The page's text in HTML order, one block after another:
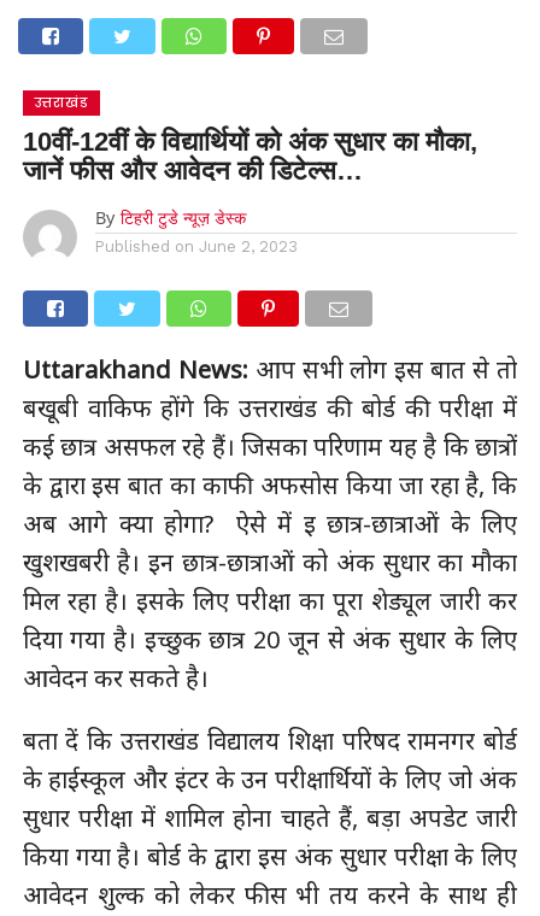
उत्तराखंड
10वीं-12वीं के विद्यार्थियों को अंक सुधार का मौका,
जानें फीस और आवेदन की डिटेल्स…
By टिहरी टुडे न्यूज़ डेस्क
Published on June 2, 2023
Uttarakhand News: आप सभी लोग इस बात से तो
बखूबी वाकिफ होंगे कि उत्तराखंड की बोर्ड की परीक्षा में
कई छात्र असफल रहे हैं। जिसका परिणाम यह है कि छात्रों
के द्वारा इस बात का काफी अफसोस किया जा रहा है, कि
अब आगे क्या होगा? ऐसे में इ छात्र-छात्राओं के लिए
खुशखबरी है। इन छात्र-छात्राओं को अंक सुधार का मौका
मिल रहा है। इसके लिए परीक्षा का पूरा शेड्यूल जारी कर
दिया गया है। इच्छुक छात्र 20 जून से अंक सुधार के लिए
आवेदन कर सकते है।
बता दें कि उत्तराखंड विद्यालय शिक्षा परिषद रामनगर बोर्ड
के हाईस्कूल और इंटर के उन परीक्षार्थियों के लिए जो अंक
सुधार परीक्षा में शामिल होना चाहते हैं, बड़ा अपडेट जारी
किया गया है। बोर्ड के द्वारा इस अंक सुधार परीक्षा के लिए
आवेदन शुल्क को लेकर फीस भी तय करने के साथ ही